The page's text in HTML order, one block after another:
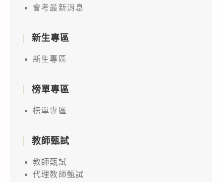
會考最新消息
新生專區
新生專區
榜單專區
榜單專區
教師甄試
教師甄試
代理教師甄試